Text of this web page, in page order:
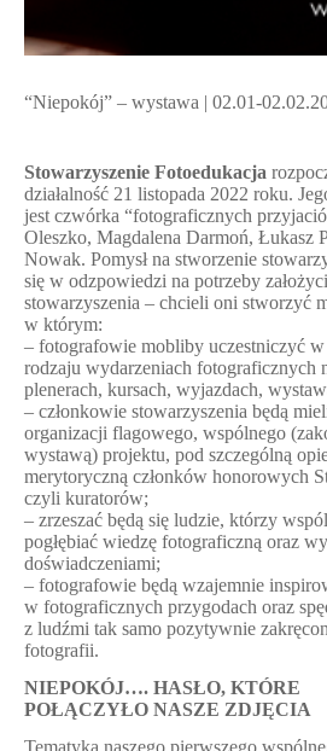
“Niepokój” – wystawa | 02.01-
Stowarzyszenie Fotoedukacja
działalność 21 listopada 2022 roku.
jest czwórka “fotograficznych
Oleszko, Magdalena Darmoń, Łukasz
Nowak. Pomysł na stworzenie
się w odzpowiedzi na potrzeby
stowarzyszenia – chcieli oni stworzyć
w którym:
– fotografowie mobliby uczestniczyć
rodzaju wydarzeniach fotograficznych
plenerach, kursach, wyjazdach,
– członkowie stowarzyszenia będą
organizacji flagowego, wspólnego
wystawą) projektu, pod szczególną
merytoryczną członków honorowych
czyli kuratorów;
– zrzeszać będą się ludzie, którzy
pogłębiać wiedzę fotograficzną oraz
doświadczeniami;
– fotografowie będą wzajemnie
w fotograficznych przygodach oraz
z ludźmi tak samo pozytywnie
fotografii.
NIEPOKÓJ…. HASŁO, KTÓRE
POŁĄCZYŁO NASZE ZDJĘCIA
Tematyka naszego pierwszego